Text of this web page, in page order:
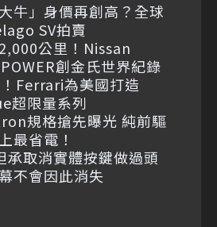
牛」身價再創高？全球
SV拍賣
公里！Nissan
創金氏世界紀錄
Ferrari為美國打造
超限量系列
規格搶先曝光 純前驅
最省電！
承取消實體按鍵做過頭
不會因此消失